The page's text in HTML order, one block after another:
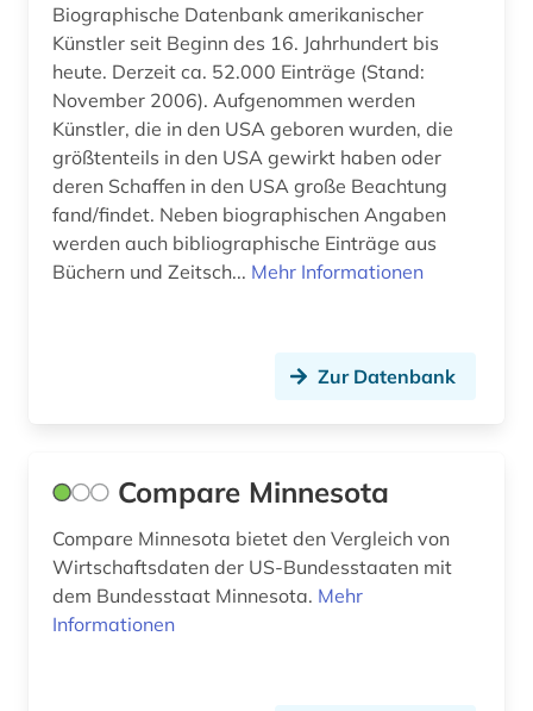
geschichte 1789-1838 (1)
geschichte 1789-1930 (1)
geschichte 1800-1930 (1)
geschichte 1800-1980 (1)
geschichte 1815-1914 (1)
geschichte 1817-1980 (1)
geschichte 1900-2000 (1)
geschichte 1914-1918 (1)
geschichte 1931-2000 (1)
Biographische Datenbank amerikanischer
Künstler seit Beginn des 16. Jahrhundert bis
heute. Derzeit ca. 52.000 Einträge (Stand:
November 2006). Aufgenommen werden
Künstler, die in den USA geboren wurden, die
größtenteils in den USA gewirkt haben oder
deren Schaffen in den USA große Beachtung
fand/findet. Neben biographischen Angaben
werden auch bibliographische Einträge aus
Büchern und Zeitsch... Mehr Informationen
Zur Datenbank
Compare Minnesota
Compare Minnesota bietet den Vergleich von
Wirtschaftsdaten der US-Bundesstaaten mit
dem Bundesstaat Minnesota. Mehr
Informationen